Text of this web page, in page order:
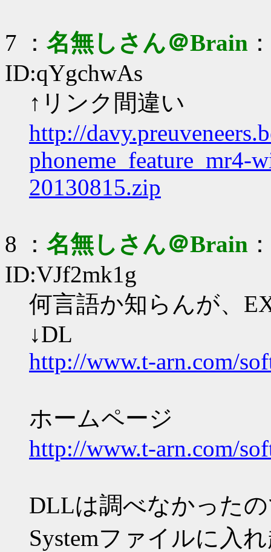
7 ： 名無しさん＠Brain
ID:qYgchwAs
↑リンク間違い
http://
phoneme_feature_mr4-
20130815.zip
8 ： 名無しさん＠Brain
ID:VJf2mk1g
何言語か知らんが、
↓DL
http://www.t-arn.com/
ホームページ
http://www.t-arn.com/
DLLは調べなかった
Systemファイルに入